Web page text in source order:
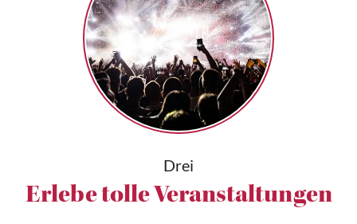
Drei
Erlebe tolle Veranstaltungen